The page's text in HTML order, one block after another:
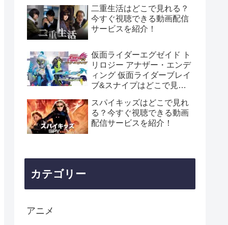
二重生活はどこで見れる？
今すぐ視聴できる動画配信
サービスを紹介！
仮面ライダーエグゼイド ト
リロジー アナザー・エンデ
ィング 仮面ライダーブレイ
ブ&スナイプはどこで見れ
配信サービスを紹介！
スパイキッズはどこで見れ
る？今すぐ視聴できる動画
配信サービスを紹介！
カテゴリー
アニメ